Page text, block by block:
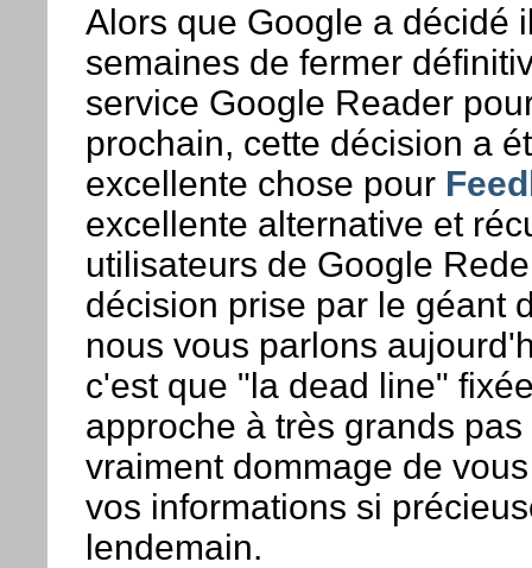
Alors que Google a décidé
semaines de fermer
service Google Reader
prochain, cette décision a
excellente chose pour
excellente alternative et
utilisateurs de Google
décision prise par le géant
nous vous parlons
c'est que "la dead line"
approche à très grands
vraiment dommage de
vos informations si
lendemain.